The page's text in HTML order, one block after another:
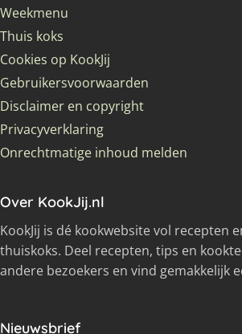
Weekmenu
Thuis koks
Cookies op KookJij
Gebruikersvoorwaarden
Disclaimer en copyright
Privacyverklaring
Onrechtmatige inhoud melden
Over KookJij.nl
KookJij is dé kookwebsite vol recepten
thuiskoks. Deel recepten, tips en
andere bezoekers en vind gemakkelijk
Nieuwsbrief